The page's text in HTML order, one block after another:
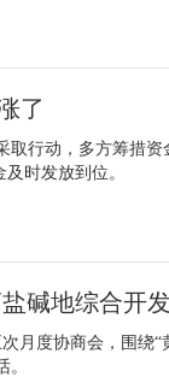
了
取行动，多方筹措
时发放到位。
碱地综合开
月度协商会，围绕